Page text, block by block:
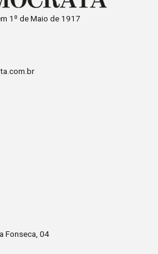
1º de Maio de 1917
Fonseca, 04